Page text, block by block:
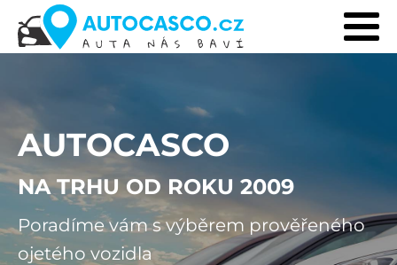
AUTOCASCO
NA TRHU OD ROKU 2009
Poradíme vám s výběrem prověřeného
ojetého vozidla